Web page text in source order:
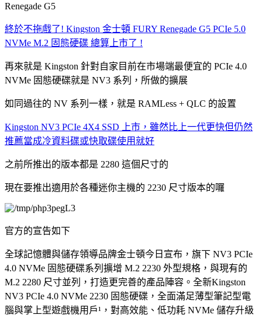
Renegade G5
終於不拖戲了! Kingston 金士頓 FURY Renegade G5 PCIe 5.0
NVMe M.2 固態硬碟 總算上市了 !
再來就是 Kingston 針對自家目前在市場端最便宜的 PCIe 4.0
NVMe 固態硬碟就是 NV3 系列，所做的擴展
如同過往的 NV 系列一樣，就是 RAMLess + QLC 的設置
Kingston NV3 PCIe 4X4 SSD 上市，雖然比上一代更快但仍然
推薦當成冷資料碟或快取碟使用就好
之前所推出的版本都是 2280 這個尺寸的
現在要推出適用於各種迷你主機的 2230 尺寸版本的囉
官方的宣告如下
全球記憶體與儲存領導品牌金士頓今日宣布，旗下 NV3 PCIe
4.0 NVMe 固態硬碟系列擴增 M.2 2230 外型規格，與現有的
M.2 2280 尺寸並列，打造更完善的產品陣容。全新Kingston
NV3 PCIe 4.0 NVMe 2230 固態硬碟，全面滿足薄型筆記型電
腦與掌上型遊戲機用戶¹，對高效能、低功耗 NVMe 儲存升級